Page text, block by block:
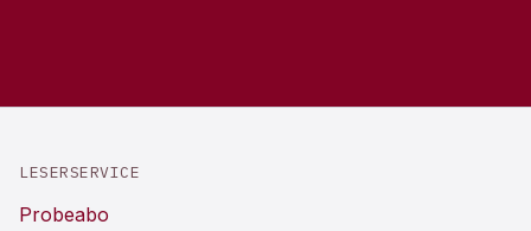
LESERSERVICE
Probeabo